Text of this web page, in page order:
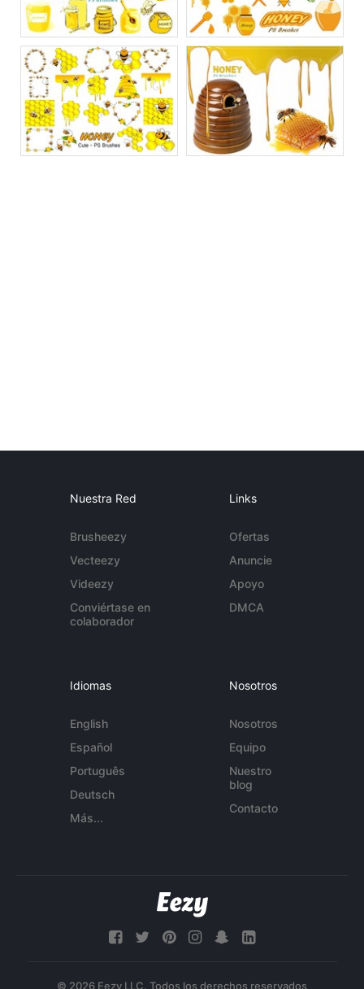
Nuestra Red
Brusheezy
Vecteezy
Videezy
Conviértase en
colaborador
Links
Ofertas
Anuncie
Apoyo
DMCA
Idiomas
English
Español
Português
Deutsch
Más...
Nosotros
Nosotros
Equipo
Nuestro
blog
Contacto
© 2026 Eezy LLC. Todos los derechos reservados